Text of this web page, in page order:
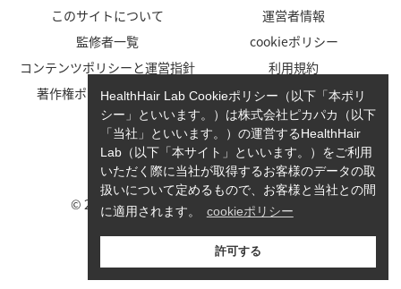
このサイトについて
運営者情報
監修者一覧
cookieポリシー
コンテンツポリシーと運営指針
利用規約
著作権ポリシー/免責事項
プライバシーポリシー
© 2023-2026 HealthHair Lab ヘルスヘアラボ.
HealthHair Lab Cookieポリシー（以下「本ポリ
シー」といいます。）は株式会社ピカパカ（以下
「当社」といいます。）の運営するHealthHair
Lab（以下「本サイト」といいます。）をご利用
いただく際に当社が取得するお客様のデータの取
扱いについて定めるもので、お客様と当社との間
に適用されます。
cookieポリシー
許可する